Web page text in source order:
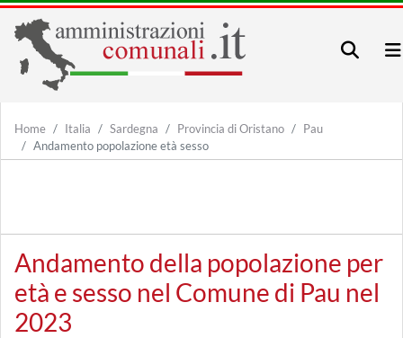
Home Italia Sardegna Provincia di Oristano
Pau
Andamento popolazione età sesso
Andamento della popolazione per
età e sesso nel Comune di Pau nel
2023